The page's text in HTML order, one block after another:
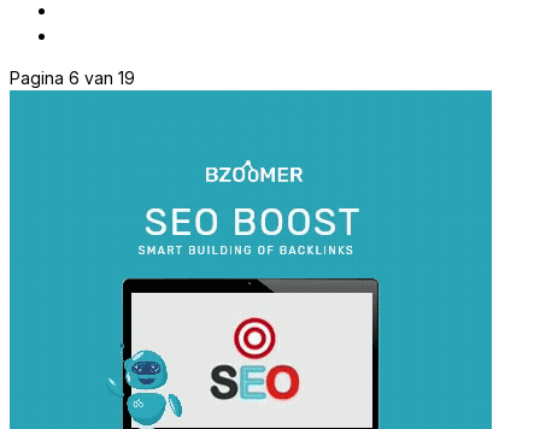
Pagina 6 van 19